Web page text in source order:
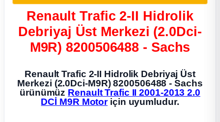
Parça
Renault Trafic 2-II Hidrolik
Debriyaj Üst Merkezi (2.0Dci-
M9R) 8200506488 - Sachs
Renault Trafic 2-II Hidrolik Debriyaj Üst
Merkezi (2.0Dci-M9R) 8200506488 - Sachs
ürünümüz Renault Trafic II 2001-2013 2.0
DCİ M9R Motoriçin uyumludur.